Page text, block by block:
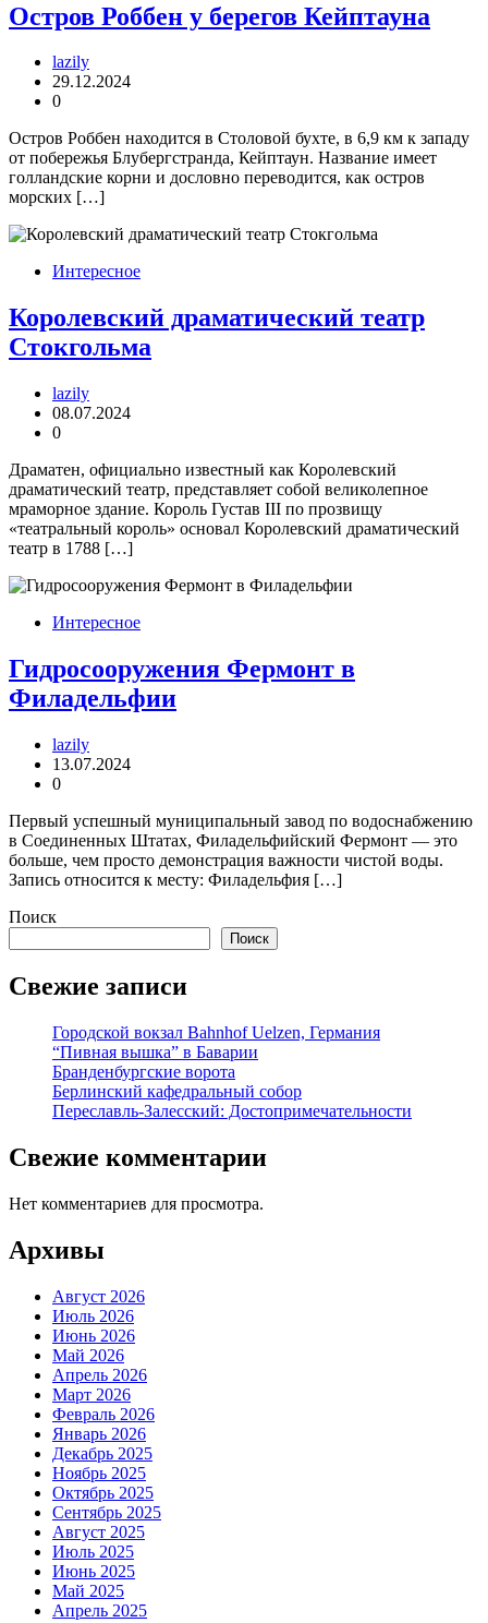
Остров Роббен у берегов Кейптауна
lazily
29.12.2024
0
Остров Роббен находится в Столовой бухте, в 6,9 км к западу
от побережья Блубергстранда, Кейптаун. Название имеет
голландские корни и дословно переводится, как остров
морских […]
Интересное
Королевский драматический театр
Стокгольма
lazily
08.07.2024
0
Драматен, официально известный как Королевский
драматический театр, представляет собой великолепное
мраморное здание. Король Густав III по прозвищу
«театральный король» основал Королевский драматический
театр в 1788 […]
Интересное
Гидросооружения Фермонт в
Филадельфии
lazily
13.07.2024
0
Первый успешный муниципальный завод по водоснабжению
в Соединенных Штатах, Филадельфийский Фермонт — это
больше, чем просто демонстрация важности чистой воды.
Запись относится к месту: Филадельфия […]
Поиск
Поиск
Свежие записи
Городской вокзал Bahnhof Uelzen, Германия
“Пивная вышка” в Баварии
Бранденбургские ворота
Берлинский кафедральный собор
Переславль-Залесский: Достопримечательности
Свежие комментарии
Нет комментариев для просмотра.
Архивы
Август 2026
Июль 2026
Июнь 2026
Май 2026
Апрель 2026
Март 2026
Февраль 2026
Январь 2026
Декабрь 2025
Ноябрь 2025
Октябрь 2025
Сентябрь 2025
Август 2025
Июль 2025
Июнь 2025
Май 2025
Апрель 2025